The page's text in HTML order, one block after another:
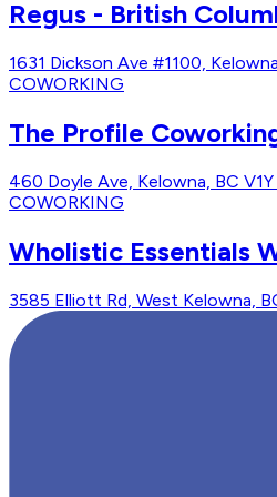
Regus - British
1631 Dickson Ave #1100,
COWORKING
The Profile
460 Doyle Ave, Kelowna, BC
COWORKING
Wholistic Essentials
3585 Elliott Rd, West Kelowna,